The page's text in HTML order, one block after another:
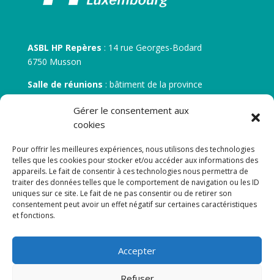
Gérer le consentement aux
cookies
Pour offrir les meilleures expériences, nous utilisons des technologies
telles que les cookies pour stocker et/ou accéder aux informations des
appareils. Le fait de consentir à ces technologies nous permettra de
traiter des données telles que le comportement de navigation ou les ID
uniques sur ce site. Le fait de ne pas consentir ou de retirer son
consentement peut avoir un effet négatif sur certaines caractéristiques
et fonctions.
Accepter
ASBL HP Repères : 14 rue Georges-Bodard
6750 Musson
Salle de réunions : bâtiment de la province
30 rue Zénobe Gramme – 6700 Arlon
N° d’entreprise :BE 0506.746.707
N° de compte IBAN
: BE 05 7512 0751 5675
Newsletter
Adresse de courrier électronique: